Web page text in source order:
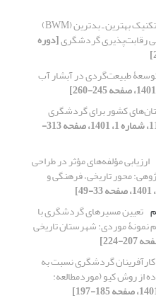
کاربرد تکنیک بهترین‌ ـ بدترین (BWM)
رقابت‌پذیری گردشگری[دوره
توسعۀ طبیعت‏‌گردی در آبشار آب
کشور برای گردشگری
[دوره 11، شماره 1، 1401، صفحه 313-
ارزیابی مؤلفه‌های مؤثر در طراحی
محور تاریخی، فرهنگی و
تعیین مسیرهای گردشگری با
نمونۀ موردی: شهرستان تاریخی
گردشگری نسبت به
از روش کیو (موردمطالعه: